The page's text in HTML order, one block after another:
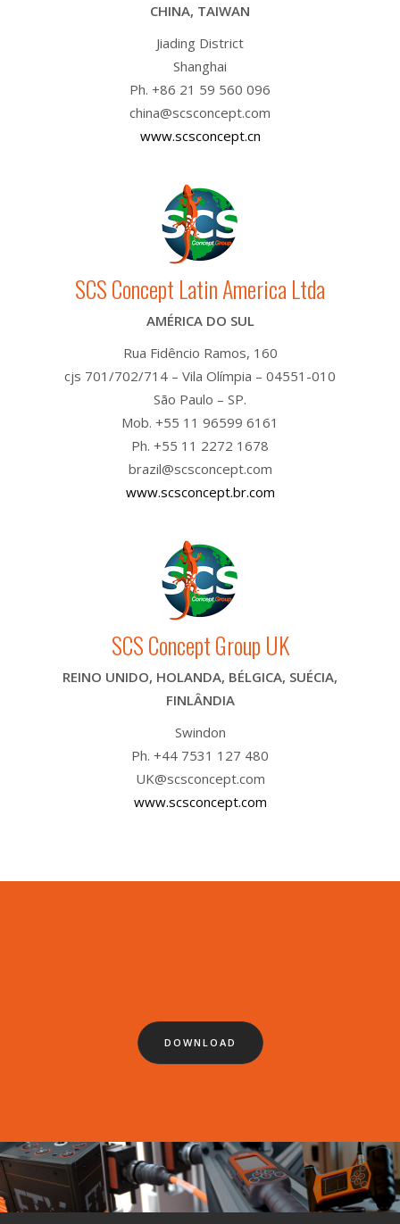
CHINA, TAIWAN
Jiading District
Shanghai
Ph. +86 21 59 560 096
china@scsconcept.com
www.scsconcept.cn
SCS Concept Latin America Ltda
AMÉRICA DO SUL
Rua Fidêncio Ramos, 160
cjs 701/702/714 – Vila Olímpia – 04551-010
São Paulo – SP.
Mob. +55 11 96599 6161
Ph. +55 11 2272 1678
brazil@scsconcept.com
www.scsconcept.br.com
SCS Concept Group UK
REINO UNIDO, HOLANDA, BÉLGICA, SUÉCIA,
FINLÂNDIA
Swindon
Ph. +44 7531 127 480
UK@scsconcept.com
www.scsconcept.com
DOWNLOAD